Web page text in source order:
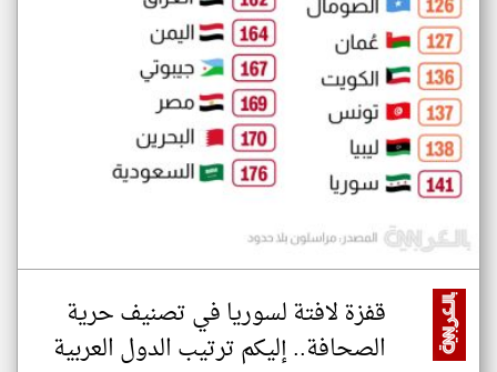
قفزة لافتة لسوريا في تصنيف حرية
الصحافة.. إليكم ترتيب الدول العربية